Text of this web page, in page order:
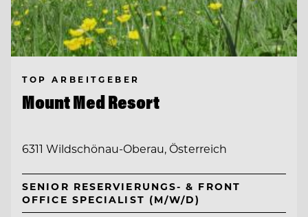
TOP ARBEITGEBER
Mount Med Resort
6311 Wildschönau-Oberau, Österreich
SENIOR RESERVIERUNGS- & FRONT
OFFICE SPECIALIST (M/W/D)